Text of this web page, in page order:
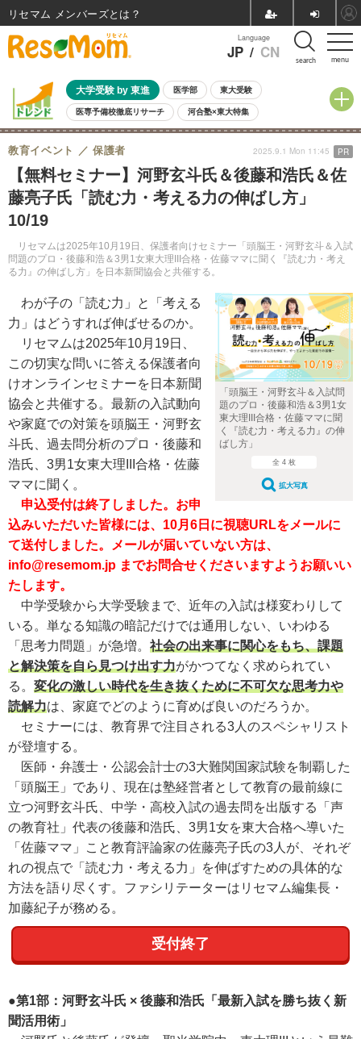
menu
Language
JP / CN search
大学受験 by 東進 医学部 東大受験
医専予備校徹底リサーチ 河合塾×東大特集
親子で考える大学選び 高校受験 中学受験 小学校受験
共通テスト 夏休み
8月開催イベント・WS 全国公立高校 過去問 人気記事
自由研究教材（小学生向け） 自由研究教材（中学生向け） ランキング
【無料セミナー】河野玄斗氏＆後藤和浩氏＆佐
藤亮子氏「読む力・考える力の伸ばし方」
10/19
リセマムは2025年10月19日、保護者向けセミナー「頭脳王・河野玄斗＆入試
問題のプロ・後藤和浩＆3男1女東大理III合格・佐藤ママに聞く『読む力・考え
る力』の伸ばし方」を日本新聞協会と共催する。
教育イベント 保護者 2025.9.1 Mon 11:45 PR
「頭脳王・河野玄斗＆入試問
題のプロ・後藤和浩＆3男1女
東大理III合格・佐藤ママに聞
く『読む力・考える力』の伸
ばし方」
全 4 枚
拡大写真
わが子の「読む力」と「考える
力」はどうすれば伸ばせるのか。
リセマムは2025年10月19日、
この切実な問いに答える保護者向
けオンラインセミナーを日本新聞
協会と共催する。最新の入試動向
や家庭での対策を頭脳王・河野玄
斗氏、過去問分析のプロ・後藤和
浩氏、3男1女東大理III合格・佐藤
ママに聞く。
申込受付は終了しました。お申
込みいただいた皆様には、10月6日に視聴URLをメールに
て送付しました。メールが届いていない方は、
info@resemom.jp までお問合せくださいますようお願いい
たします。
中学受験から大学受験まで、近年の入試は様変わりして
いる。単なる知識の暗記だけでは通用しない、いわゆる
「思考力問題」が急増。 社会の出来事に関心をもち、課題
と解決策を自ら見つけ出す力がかつてなく求められてい
る。 変化の激しい時代を生き抜くために不可欠な思考力や
読解力は、家庭でどのように育めば良いのだろうか。
セミナーには、教育界で注目される3人のスペシャリスト
が登壇する。
医師・弁護士・公認会計士の3大難関国家試験を制覇した
「頭脳王」であり、現在は塾経営者として教育の最前線に
立つ河野玄斗氏、中学・高校入試の過去問を出版する「声
の教育社」代表の後藤和浩氏、3男1女を東大合格へ導いた
「佐藤ママ」こと教育評論家の佐藤亮子氏の3人が、それぞ
れの視点で「読む力・考える力」を伸ばすための具体的な
方法を語り尽くす。ファシリテーターはリセマム編集長・
加藤紀子が務める。
受付終了
●第1部：河野玄斗氏 × 後藤和浩氏「最新入試を勝ち抜く新
聞活用術」
リセマム メンバーズ